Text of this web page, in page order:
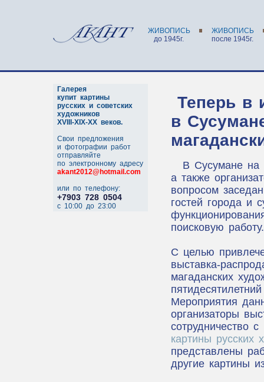
ЖИВОПИСЬ
ЖИВОПИСЬ
до 1945г.
после 1945г.
Галерея
купит картины
русских и советских
художников
XVIII-XIX-XX веков.
Свои предложения
и фотографии работ
отправляйте
по электронному адресу
akant2012@hotmail.com
или по телефону:
+7903 728 0504
c 10:00 до 23:00
Теперь в
в
В Сусумане на
а также
вопросом
гостей города и
поисковую работу.
С целью
выставка-
магаданских
Мероприятия
организаторы
сотрудничество
картины русских
представлены
другие картины